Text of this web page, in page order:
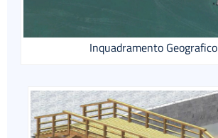
Inquadramento Geografico